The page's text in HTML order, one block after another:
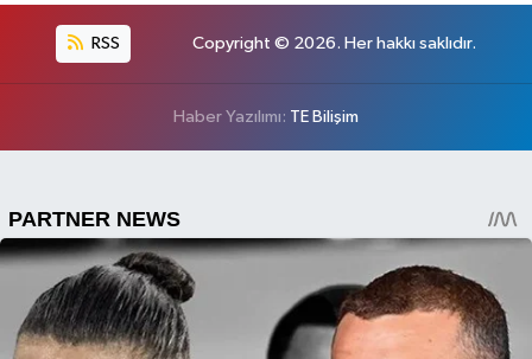
RSS Copyright © 2026. Her hakkı saklıdır.
Haber Yazılımı: TE Bilişim